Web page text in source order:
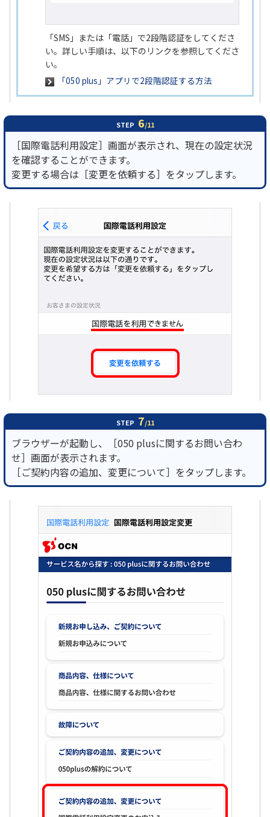
「SMS」または「電話」で2段階認証をしてくださ
い。詳しい手順は、以下のリンクを参照してくださ
い。
「050 plus」アプリで2段階認証する方法
STEP 6/11
［国際電話利用設定］画面が表示され、現在の設定状況
を確認することができます。
変更する場合は［変更を依頼する］をタップします。
STEP 7/11
ブラウザーが起動し、［050 plusに関するお問い合わ
せ］画面が表示されます。
［ご契約内容の追加、変更について］をタップします。